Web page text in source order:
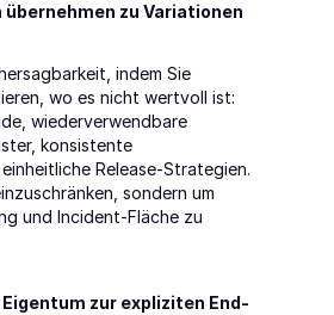
übernehmen zu Variationen
indem Sie
wo es nicht wertvoll ist:
wiederverwendbare
konsistente
Release-Strategien.
sondern um
und Incident-Fläche zu
zur expliziten End-